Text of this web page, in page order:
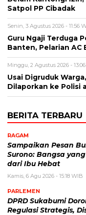
Satpol PP Cibadak
Senin, 3 Agustus 2026 - 11:56
Guru Ngaji Terduga
Banten, Pelarian AC
Minggu, 2 Agustus 2026 -
Usai Digruduk
Dilaporkan ke Polisi
BERITA TERBARU
RAGAM
Sampaikan Pesan
Surono: Bangsa
dari Ibu Hebat
Kamis, 6 Agu 2026 - 15:18 WIB
PARLEMEN
DPRD Sukabumi
Regulasi Strategis,